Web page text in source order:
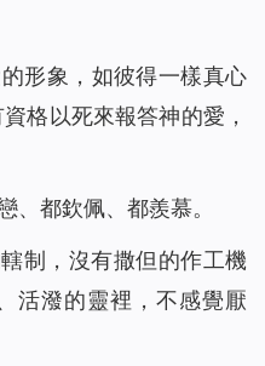
形象，如彼得一樣真心
格以死來報答神的愛，
、都欽佩、都羨慕。
制，沒有撒但的作工機
活潑的靈裡，不感覺厭